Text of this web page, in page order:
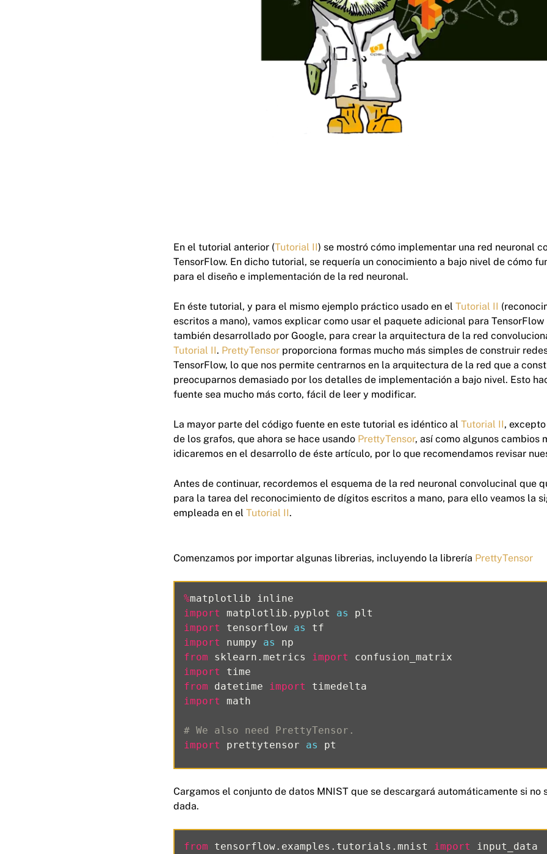
En el tutorial anterior (Tutorial II) se mostró cómo implementar una red neuronal
TensorFlow. En dicho tutorial, se requería un conocimiento a bajo nivel de cómo
para el diseño e implementación de la red neuronal.
En éste tutorial, y para el mismo ejemplo práctico usado en el Tutorial II
escritos a mano), vamos explicar como usar el paquete adicional para
también desarrollado por Google, para crear la arquitectura de la red
Tutorial II. PrettyTensor proporciona formas mucho más simples de construir
TensorFlow, lo que nos permite centrarnos en la arquitectura de la red que a
preocuparnos demasiado por los detalles de implementación a bajo nivel. Esto
fuente sea mucho más corto, fácil de leer y modificar.
La mayor parte del código fuente en este tutorial es idéntico al Tutorial II,
de los grafos, que ahora se hace usando PrettyTensor, así como algunos cambios
idicaremos en el desarrollo de éste artículo, por lo que recomendamos revisar
Antes de continuar, recordemos el esquema de la red neuronal convolucinal que
para la tarea del reconocimiento de dígitos escritos a mano, para ello veamos la
empleada en el Tutorial II.
Comenzamos por importar algunas librerias, incluyendo la librería PrettyTensor
%matplotlib
inline
import
matplotlib.pyplot as
plt
import
tensorflow as
tf
import
numpy as
np
from
sklearn.metrics import
confusion_matrix
import
time
from
datetime import
timedelta
import
math
# We also need PrettyTensor.
import
prettytensor as pt
Cargamos el conjunto de datos MNIST que se descargará automáticamente si no
dada.
from tensorflow.examples.tutorials.mnist import
input_data